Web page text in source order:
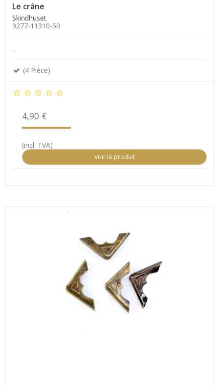
Le crâne
Skindhuset
9277-11310-50
.
(4 Pièce)
4,90 €
(incl. TVA)
Voir le produit